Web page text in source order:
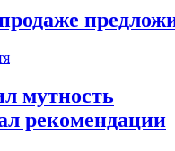
мутность
рекомендации